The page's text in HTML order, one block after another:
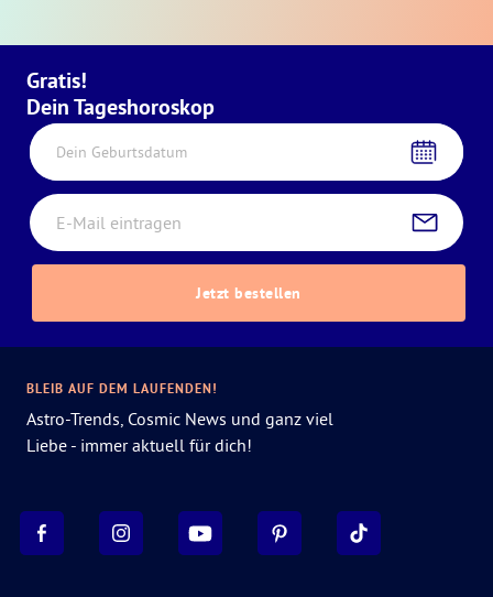
Gratis!
Dein Tageshoroskop
Dein Geburtsdatum
Jetzt bestellen
BLEIB AUF DEM LAUFENDEN!
Astro-Trends, Cosmic News und ganz viel
Liebe - immer aktuell für dich!